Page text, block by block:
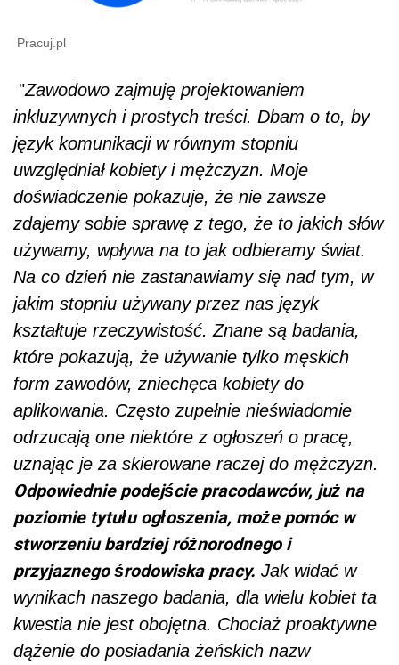
Pracuj.pl
"Zawodowo zajmuję projektowaniem
inkluzywnych i prostych treści. Dbam o to, by
język komunikacji w równym stopniu
uwzględniał kobiety i mężczyzn. Moje
doświadczenie pokazuje, że nie zawsze
zdajemy sobie sprawę z tego, że to jakich słów
używamy, wpływa na to jak odbieramy świat.
Na co dzień nie zastanawiamy się nad tym, w
jakim stopniu używany przez nas język
kształtuje rzeczywistość. Znane są badania,
które pokazują, że używanie tylko męskich
form zawodów, zniechęca kobiety do
aplikowania. Często zupełnie nieświadomie
odrzucają one niektóre z ogłoszeń o pracę,
uznając je za skierowane raczej do mężczyzn.
Odpowiednie podejście pracodawców, już na
poziomie tytułu ogłoszenia, może pomóc w
stworzeniu bardziej różnorodnego i
przyjaznego środowiska pracy. Jak widać w
wynikach naszego badania, dla wielu kobiet ta
kwestia nie jest obojętna. Chociaż proaktywne
dążenie do posiadania żeńskich nazw